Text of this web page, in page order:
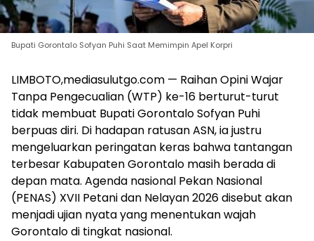
Bupati Gorontalo Sofyan Puhi Saat Memimpin Apel Korpri
LIMBOTO,mediasulutgo.com — Raihan Opini Wajar
Tanpa Pengecualian (WTP) ke-16 berturut-turut
tidak membuat Bupati Gorontalo Sofyan Puhi
berpuas diri. Di hadapan ratusan ASN, ia justru
mengeluarkan peringatan keras bahwa tantangan
terbesar Kabupaten Gorontalo masih berada di
depan mata. Agenda nasional Pekan Nasional
(PENAS) XVII Petani dan Nelayan 2026 disebut akan
menjadi ujian nyata yang menentukan wajah
Gorontalo di tingkat nasional.